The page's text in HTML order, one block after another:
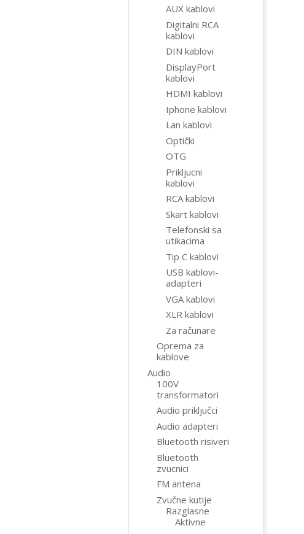
AUX kablovi
Digitalni RCA
kablovi
DIN kablovi
DisplayPort
kablovi
HDMI kablovi
Iphone kablovi
Lan kablovi
Optički
OTG
Prikljucni
kablovi
RCA kablovi
Skart kablovi
Telefonski sa
utikacima
Tip C kablovi
USB kablovi-
adapteri
VGA kablovi
XLR kablovi
Za računare
Oprema za
kablove
Audio
100V
transformatori
Audio priključci
Audio adapteri
Bluetooth risiveri
Bluetooth
zvucnici
FM antena
Zvučne kutije
Razglasne
Aktivne